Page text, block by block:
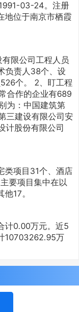
03-24。注册
地位于南京市栖霞
限公司工程人员
负责人38个、设
个。 2、盯工程
合作的企业有689
为：中国建筑第
三建设有限公司安
计股份有限公司
类项目31个、酒店
要项目集中在以
17。
计0.00万元。近5
10703262.95万